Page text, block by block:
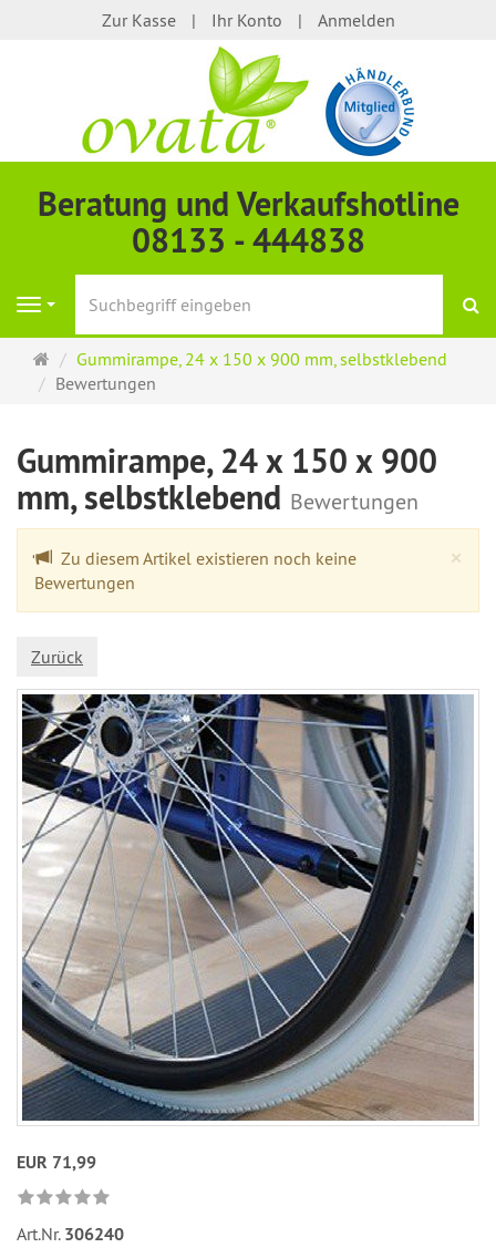
Zur Kasse Ihr Konto Anmelden
Beratung und Verkaufshotline
08133 - 444838
Navigation
Startseite
Gummirampe, 24 x 150 x 900 mm, selbstklebend
Bewertungen
Gummirampe, 24 x 150 x 900
mm, selbstklebend Bewertungen
×
Zu diesem Artikel existieren noch keine
Bewertungen
Zurück
EUR 71,99
Art.Nr. 306240